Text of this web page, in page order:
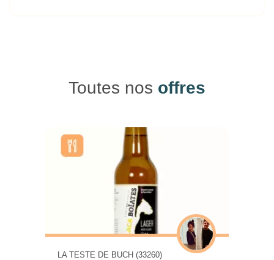
Toutes nos offres
LA TESTE DE BUCH (33260)